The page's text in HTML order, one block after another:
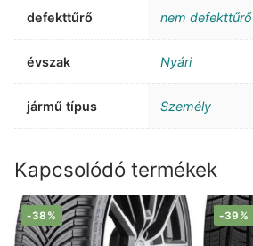
defekttűrő nem defekttűrő
évszak Nyári
jármű típus Személy
Kapcsolódó termékek
-38% -39%